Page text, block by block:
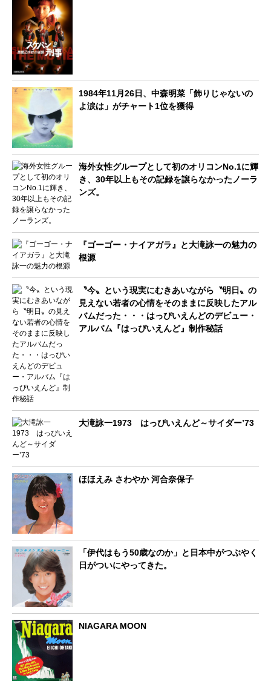
1984年11月26日、中森明菜「飾りじゃないの
よ涙は」がチャート1位を獲得
海外女性グループとして初のオリコンNo.1に輝
き、30年以上もその記録を譲らなかったノーラ
ンズ。
『ゴーゴー・ナイアガラ』と大滝詠一の魅力の
根源
〝今〟という現実にむきあいながら〝明日〟の
見えない若者の心情をそのままに反映したアル
バムだった・・・はっぴいえんどのデビュー・
アルバム『はっぴいえんど』制作秘話
大滝詠一1973 はっぴいえんど～サイダー’73
ほほえみ さわやか 河合奈保子
「伊代はもう50歳なのか」と日本中がつぶやく
日がついにやってきた。
NIAGARA MOON